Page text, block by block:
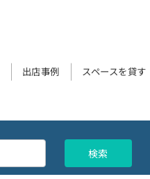
出店事例 スペースを貸す